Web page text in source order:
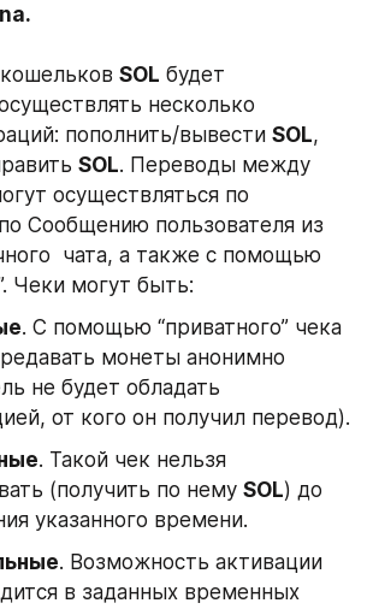
SOL будет
несколько
пополнить/вывести SOL,
SOL. Переводы между
осуществляться по
Сообщению пользователя из
чата, а также с помощью
Чеки могут быть:
. С помощью “приватного” чека
монеты анонимно
не будет обладать
от кого он получил перевод).
. Такой чек нельзя
(получить по нему SOL) до
указанного времени.
. Возможность активации
в заданных временных